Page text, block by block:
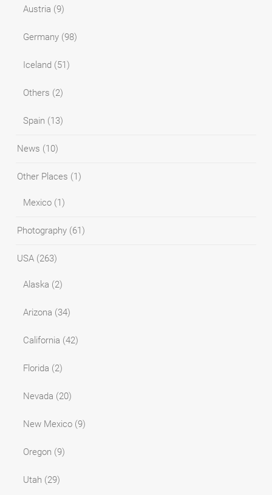
Austria (9)
Germany (98)
Iceland (51)
Others (2)
Spain (13)
News (10)
Other Places (1)
Mexico (1)
Photography (61)
USA (263)
Alaska (2)
Arizona (34)
California (42)
Florida (2)
Nevada (20)
New Mexico (9)
Oregon (9)
Utah (29)